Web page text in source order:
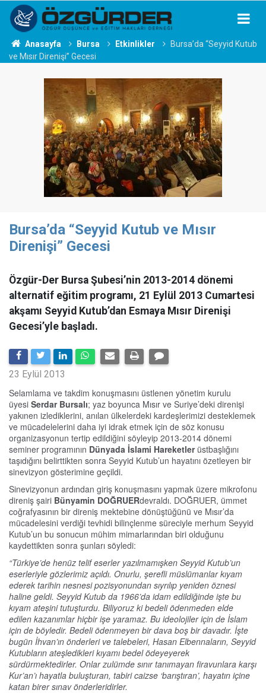
Anasayfa Bursa Etkinlikler
Bursa’da “Seyyid Kutub
ve Mısır Direnişi” Gecesi
Bursa’da “Seyyid Kutub ve Mısır
Direnişi” Gecesi
Özgür-Der Bursa Şubesi’nin 2013-2014 dönemi
alternatif eğitim programı, 21 Eylül 2013 Cumartesi
akşamı Seyyid Kutub’dan Esmaya Mısır Direnişi
Gecesi’yle başladı.
23 Eylül 2013
Selamlama ve takdim konuşmasını üstlenen yönetim kurulu
üyesi Serdar Bursalı; yaz boyunca Mısır ve Suriye’deki direnişi
yakınen izlediklerini, anılan ülkelerdeki kardeşlerimizi desteklemek
ve mücadelelerini daha iyi idrak etmek için de söz konusu
organizasyonun tertip edildiğini söyleyip 2013-2014 dönemi
seminer programının Dünyada İslami Hareketler üstbaşlığını
taşıdığını belirttikten sonra Seyyid Kutub’un hayatını özetleyen bir
sinevizyon gösterimine geçildi.
Sinevizyonun ardından giriş konuşmasını yapmak üzere mikrofonu
direniş şairi Bünyamin DOĞRUERdevraldı. DOĞRUER, ümmet
coğrafyasının bir direniş mektebine dönüştüğünü ve Mısır’da
mücadelesini verdiği tevhidi bilinçlenme süreciyle merhum Seyyid
Kutub’un bu sonucun mühim mimarlarından biri olduğunu
kaydettikten sonra şunları söyledi:
“Türkiye’de henüz telif eserler yazılmamışken Seyyid Kutub’un
eserleriyle gözlerimiz açıldı. Onurlu, şerefli müslümanlar kıyam
ederek tarihin nesnesi pozisyonundan sıyrılıp yeniden öznesi
haline geldi. Seyyid Kutub da 1966’da idam edildiğinde işte bu
kıyam ateşini tutuşturdu. Biliyoruz ki bedeli ödenmeden elde
edilen kazanımlar hiçbir işe yaramaz. Bu ideolojiler için de İslam
için de böyledir. Bedeli ödenmeyen bir dava boş bir davadır. İşte
bugün İhvan’ın önderleri ve talebeleri, Hasan Elbennaların, Seyyid
Kutubların ateşledikleri kıyamı bedel ödeyeyerek
sürdürmektedirler. Onlar zulümde sınır tanımayan firavunlara karşı
Kur’an’ı hayatla buluşturan, tabiri caizse ‘barıştıran’, hayatın içine
katan birer sınav önderleridirler.